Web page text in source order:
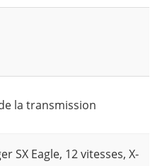
la transmission
SX Eagle, 12 vitesses, X-